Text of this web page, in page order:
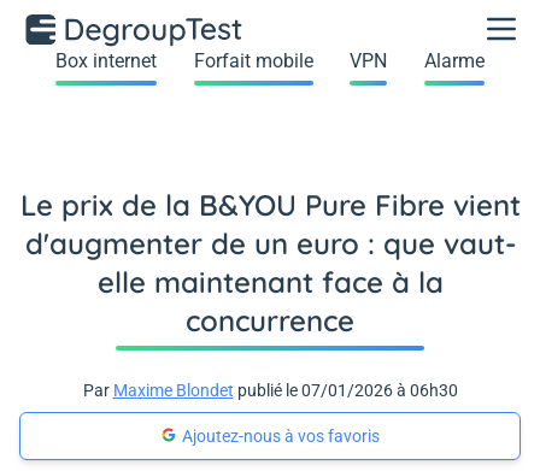
Box internet Forfait mobile VPN Alarme
Le prix de la B&YOU Pure Fibre vient
d'augmenter de un euro : que vaut-
elle maintenant face à la
concurrence
Par Maxime Blondet publié le 07/01/2026 à 06h30
Ajoutez-nous à vos favoris